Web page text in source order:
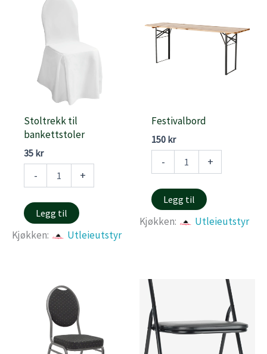
Stoltrekk til
bankettstoler
35 kr
-
antall
+
Legg til
Kjøkken: Utleieutstyr
Festivalbord
150 kr
-
antall
+
Legg til
Kjøkken: Utleieutstyr